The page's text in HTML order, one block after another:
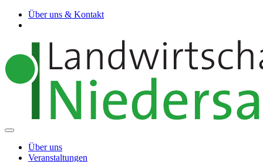
Über uns & Kontakt
Über uns
Veranstaltungen